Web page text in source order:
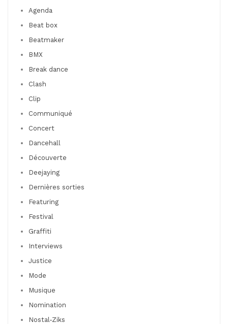
Agenda
Beat box
Beatmaker
BMX
Break dance
Clash
Clip
Communiqué
Concert
Dancehall
Découverte
Deejaying
Dernières sorties
Featuring
Festival
Graffiti
Interviews
Justice
Mode
Musique
Nomination
Nostal-Ziks